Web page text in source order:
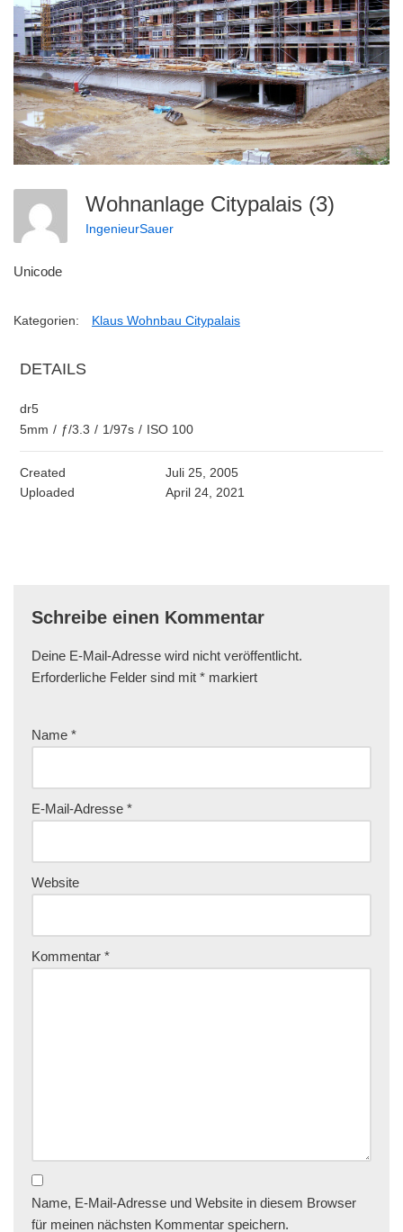
Wohnanlage Citypalais (3)
IngenieurSauer
Unicode
Kategorien: Klaus Wohnbau Citypalais
DETAILS
dr5
5mm / ƒ/3.3 / 1/97s / ISO 100
Created
Juli 25, 2005
Uploaded
April 24, 2021
Schreibe einen Kommentar
Deine E-Mail-Adresse wird nicht veröffentlicht.
Erforderliche Felder sind mit * markiert
Name *
E-Mail-Adresse *
Website
Kommentar *
Name, E-Mail-Adresse und Website in diesem Browser
für meinen nächsten Kommentar speichern.